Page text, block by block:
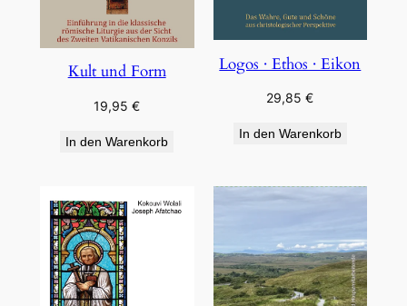
Kult und Form
19,95€
In den Warenkorb
Logos · Ethos · Eikon
29,85€
In den Warenkorb